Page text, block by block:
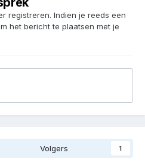
registreren. Indien je reeds een
het bericht te plaatsen met je
Volgers 1